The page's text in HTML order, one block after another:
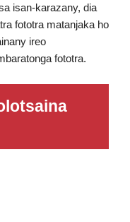
isan-karazany, dia
fototra matanjaka ho
ireo
fototra.